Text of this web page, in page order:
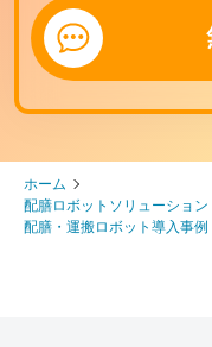
ホーム
配膳ロボットソリューション
配膳・運搬ロボット導入事例